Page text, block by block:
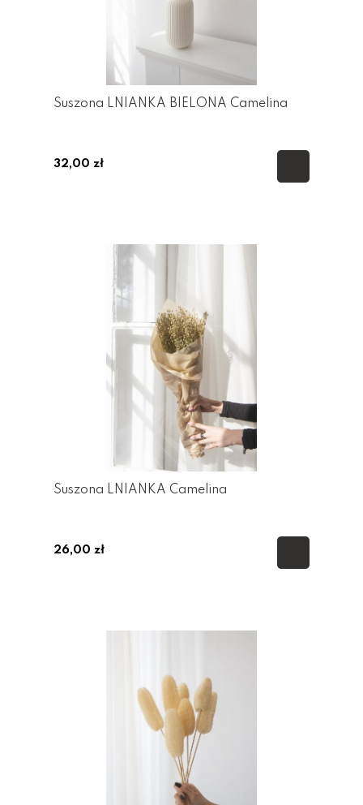
Suszona LNIANKA BIELONA Camelina
32,00 zł
Suszona LNIANKA Camelina
26,00 zł